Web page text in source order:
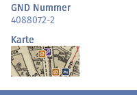
GND Nummer
4088072-2
Karte